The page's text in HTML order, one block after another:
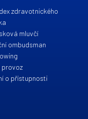
zdravotnického
mluvčí
ombudsman
provoz
o přístupnosti